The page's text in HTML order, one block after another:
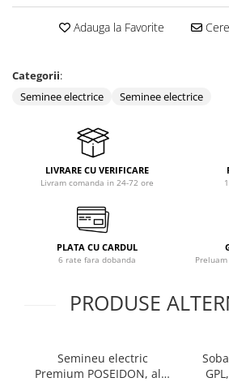
Betoniere si vibratoare beton
Roabe
Generatoare
Motocultoare
Produse uz casnic
Seminee electrice
Adauga la Favorite
Categorii:
Seminee electrice
Seminee electrice
LIVRARE CU VERIFICARE
Livram comanda in 24-72 ore
PLATA CU CARDUL
6 rate fara dobanda
PRODUSE
Semineu electric
Premium POSEIDON, alb,